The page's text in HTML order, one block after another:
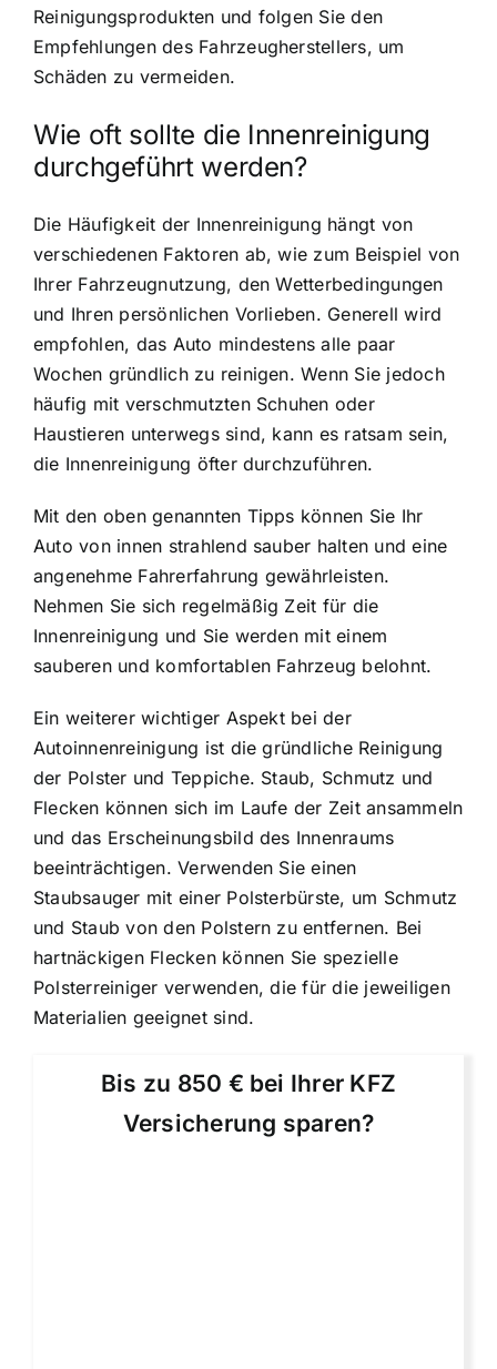
Reinigungsprodukten und folgen Sie den
Empfehlungen des Fahrzeugherstellers, um
Schäden zu vermeiden.
Wie oft sollte die Innenreinigung
durchgeführt werden?
Die Häufigkeit der Innenreinigung hängt von
verschiedenen Faktoren ab, wie zum Beispiel von
Ihrer Fahrzeugnutzung, den Wetterbedingungen
und Ihren persönlichen Vorlieben. Generell wird
empfohlen, das Auto mindestens alle paar
Wochen gründlich zu reinigen. Wenn Sie jedoch
häufig mit verschmutzten Schuhen oder
Haustieren unterwegs sind, kann es ratsam sein,
die Innenreinigung öfter durchzuführen.
Mit den oben genannten Tipps können Sie Ihr
Auto von innen strahlend sauber halten und eine
angenehme Fahrerfahrung gewährleisten.
Nehmen Sie sich regelmäßig Zeit für die
Innenreinigung und Sie werden mit einem
sauberen und komfortablen Fahrzeug belohnt.
Ein weiterer wichtiger Aspekt bei der
Autoinnenreinigung ist die gründliche Reinigung
der Polster und Teppiche. Staub, Schmutz und
Flecken können sich im Laufe der Zeit ansammeln
und das Erscheinungsbild des Innenraums
beeinträchtigen. Verwenden Sie einen
Staubsauger mit einer Polsterbürste, um Schmutz
und Staub von den Polstern zu entfernen. Bei
hartnäckigen Flecken können Sie spezielle
Polsterreiniger verwenden, die für die jeweiligen
Materialien geeignet sind.
Bis zu 850 € bei Ihrer KFZ
Versicherung sparen?